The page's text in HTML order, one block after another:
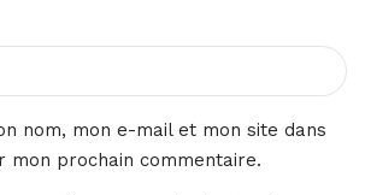
nom, mon e-mail et mon site dans
mon prochain commentaire.